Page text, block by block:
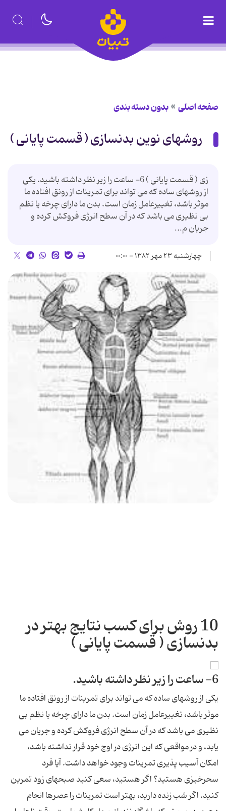
صفحه اصلی بدون دسته بندی
روشهای نوین بدنسازی ( قسمت پایانی )
زی ( قسمت پایانی ) 6- ساعت را زیر نظر داشته باشید. یكی
از روشهای ساده كه می تواند برای تمرینات از رونق افتاده ما
موثر باشد، تغییرعامل زمان است. بدن ما دارای چرخه یا نظم
بی نظیری می باشد كه در آن سطح انرژی فروكش كرده و
جریان م...
چهارشنبه ۲۳ مهر ۱۳۸۲ - ۰۰:۰۰
10 روش برای كسب نتایج بهتر در
بدنسازی ( قسمت پایانی )
6- ساعت را زیر نظر داشته باشید.
یكی از روشهای ساده كه می تواند برای تمرینات از رونق افتاده ما
موثر باشد، تغییرعامل زمان است. بدن ما دارای چرخه یا نظم بی
نظیری می باشد كه در آن سطح انرژی فروكش كرده و جریان می
یابد، و در مواقعی كه این انرژی در اوج خود قرار نداشته باشد،
امكان آسیب پذیری تمرینات وجود خواهد داشت. آیا فرد
سحرخیزی هستید؟ اگر هستید، سعی كنید صبحهای زود تمرین
كنید. اگر شب زنده دارید، بهتر است تمرینات را عصرها انجام